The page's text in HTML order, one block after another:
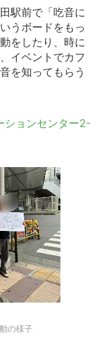
駅前で「吃音に
うボードをもっ
をしたり、時に
イベントでカフ
を知ってもらう
ションセンター2-
の様子